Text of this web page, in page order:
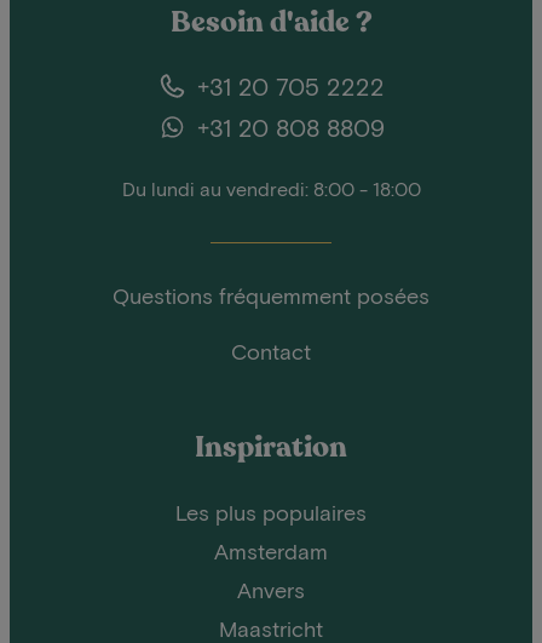
Besoin d'aide ?
+31 20 705 2222
+31 20 808 8809
Du lundi au vendredi: 8:00 - 18:00
Questions fréquemment posées
Contact
Inspiration
Les plus populaires
Amsterdam
Anvers
Maastricht